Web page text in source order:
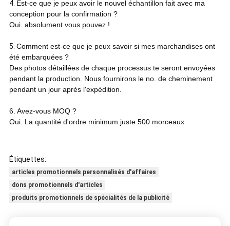
4. Est-ce que je peux avoir le nouvel échantillon fait avec ma
conception pour la confirmation ?
Oui. absolument vous pouvez !
5. Comment est-ce que je peux savoir si mes marchandises ont
été embarquées ?
Des photos détaillées de chaque processus te seront envoyées
pendant la production. Nous fournirons le no. de cheminement
pendant un jour après l'expédition.
6. Avez-vous MOQ ?
Oui. La quantité d'ordre minimum juste 500 morceaux
Étiquettes:
articles promotionnels personnalisés d'affaires
dons promotionnels d'articles
produits promotionnels de spécialités de la publicité